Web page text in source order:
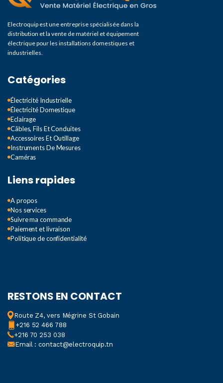
Electroquip est une entreprise spécialisée dans la
distribution et la vente de matériel et équipement
électrique pour les installations domestiques et
industrielles.
Catégories
Électricité Industrielle
Électricité Domestique
Eclairage
Câbles, Fils Et Conduites
Accessoires Et Outillage
Instruments De Mesures
Caméras
Liens rapides
A propos
Nos services
Suivre ma commande
Paiement et livraison
Politique de confidentialité
RESTONS EN CONTACT
Route Z4, vers Mégrine St Gobain
+216 52 466 788
+216 70 253 038
Email : contact@electroquip.tn